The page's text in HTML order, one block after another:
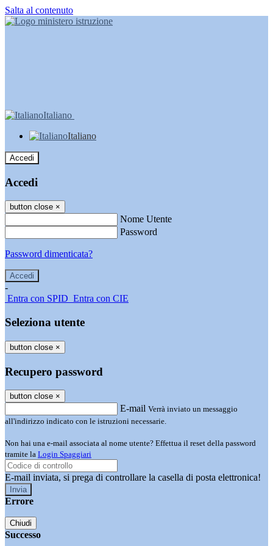
Salta al contenuto
Italiano
Italiano
Accedi
Accedi
button close ×
Nome Utente
Password
Password dimenticata?
-
Entra con SPID Entra con CIE
Seleziona utente
button close ×
Recupero password
button close ×
E-mail Verrà inviato un messaggio
all'indirizzo indicato con le istruzioni necessarie.
Non hai una e-mail associata al nome utente? Effettua il reset della password
tramite la Login Spaggiari
E-mail inviata, si prega di controllare la casella di posta elettronica!
Errore
Chiudi
Successo